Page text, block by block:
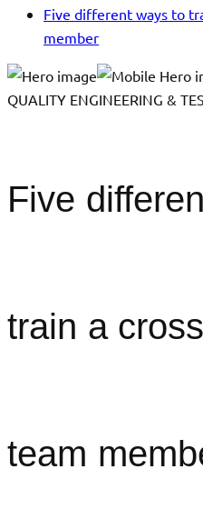
Five different ways to
member
QUALITY ENGINEERING &
Five
train a
team